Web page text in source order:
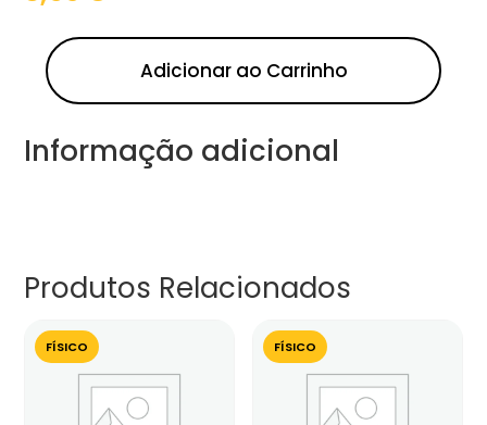
Adicionar ao Carrinho
Informação adicional
Produtos Relacionados
FÍSICO FÍSICO